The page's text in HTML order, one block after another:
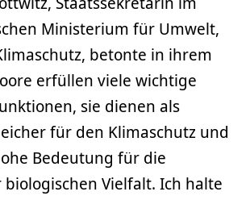
Ministerium für Umwelt,
betonte in ihrem
erfüllen viele wichtige
sie dienen als
für den Klimaschutz und
Bedeutung für die
Vielfalt. Ich halte